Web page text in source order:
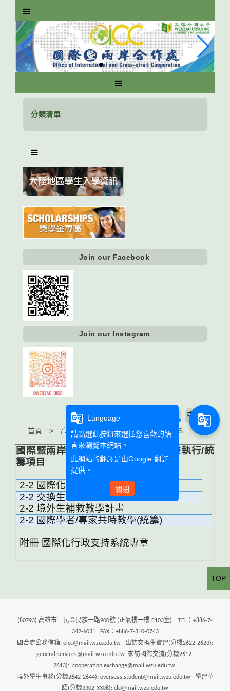
分類清單
Join our Facebook
Join our Instagram
首頁
小 中 大
國際暨兩岸合作處 高等教育深耕計畫執行/統
籌項目
2-2 國際化系列活動
2-2 交換生計畫
2-2 境外生補救教學計畫
2-2 國際學者/專家共時教學(統籌)
附冊 國際化行政支持系統專章
(80793) 高雄市三民區民族一路900號 (正氣樓一樓 E103室) TEL：+886-7-
342-6031 FAX：+886-7-310-0743
國合處公務信箱: oicc@mail.wzu.edu.tw 出訪交換生實習(分機2622-2623):
general.services@mail.wzu.edu.tw 來訪國際交流(分機2612-
2613): cooperation.exchange@mail.wzu.edu.tw
境外學生事務(分機2642-2644): overseas.student@mail.wzu.edu.tw 學習華
語(分機3302-3308): clc@mail.wzu.edu.tw
TOP
g_translate
Language
請點選此按鈕來選擇您喜歡的語
言來瀏覽本網站。
此網站的翻譯是由Google 翻譯
提供。
關閉
g_translate